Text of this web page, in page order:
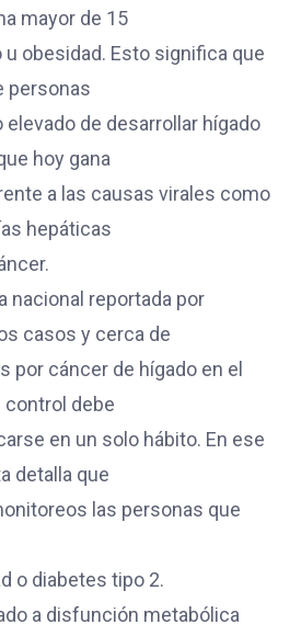
mayor de 15
obesidad. Esto significa que
personas
de desarrollar hígado
hoy gana
a las causas virales como
hepáticas
nacional reportada por
casos y cerca de
por cáncer de hígado en el
control debe
en un solo hábito. En ese
detalla que
las personas que
o diabetes tipo 2.
a disfunción metabólica